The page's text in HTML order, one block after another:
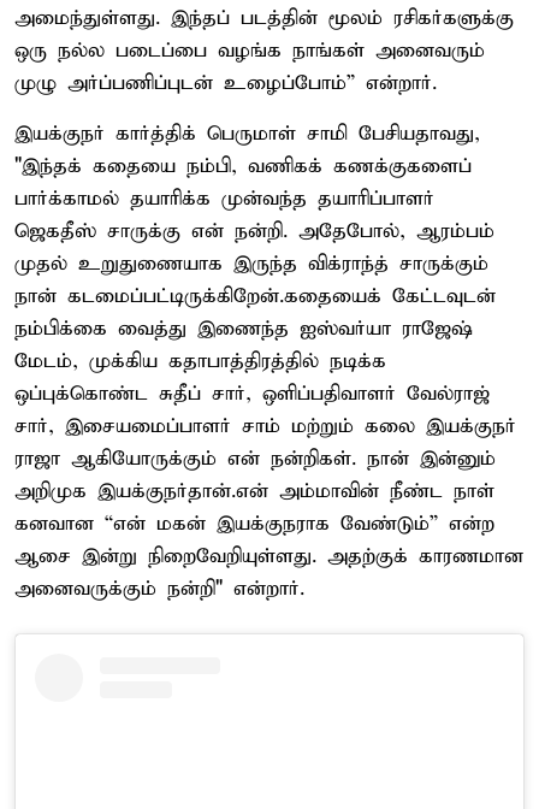
அமைந்துள்ளது. இந்தப் படத்தின் மூலம் ரசிகர்களுக்கு
ஒரு நல்ல படைப்பை வழங்க நாங்கள் அனைவரும்
முழு அர்ப்பணிப்புடன் உழைப்போம்” என்றார்.
இயக்குநர் கார்த்திக் பெருமாள் சாமி பேசியதாவது,
"இந்தக் கதையை நம்பி, வணிகக் கணக்குகளைப்
பார்க்காமல் தயாரிக்க முன்வந்த தயாரிப்பாளர்
ஜெகதீஸ் சாருக்கு என் நன்றி. அதேபோல், ஆரம்பம்
முதல் உறுதுணையாக இருந்த விக்ராந்த் சாருக்கும்
நான் கடமைப்பட்டிருக்கிறேன்.கதையைக் கேட்டவுடன்
நம்பிக்கை வைத்து இணைந்த ஐஸ்வர்யா ராஜேஷ்
மேடம், முக்கிய கதாபாத்திரத்தில் நடிக்க
ஒப்புக்கொண்ட சுதீப் சார், ஒளிப்பதிவாளர் வேல்ராஜ்
சார், இசையமைப்பாளர் சாம் மற்றும் கலை இயக்குநர்
ராஜா ஆகியோருக்கும் என் நன்றிகள். நான் இன்னும்
அறிமுக இயக்குநர்தான்.என் அம்மாவின் நீண்ட நாள்
கனவான “என் மகன் இயக்குநராக வேண்டும்” என்ற
ஆசை இன்று நிறைவேறியுள்ளது. அதற்குக் காரணமான
அனைவருக்கும் நன்றி" என்றார்.